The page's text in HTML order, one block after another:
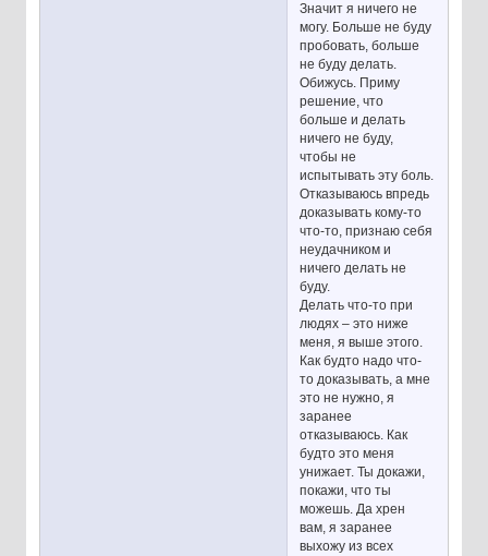
Значит я ничего не
могу. Больше не буду
пробовать, больше
не буду делать.
Обижусь. Приму
решение, что
больше и делать
ничего не буду,
чтобы не
испытывать эту боль.
Отказываюсь впредь
доказывать кому-то
что-то, признаю себя
неудачником и
ничего делать не
буду.
Делать что-то при
людях – это ниже
меня, я выше этого.
Как будто надо что-
то доказывать, а мне
это не нужно, я
заранее
отказываюсь. Как
будто это меня
унижает. Ты докажи,
покажи, что ты
можешь. Да хрен
вам, я заранее
выхожу из всех